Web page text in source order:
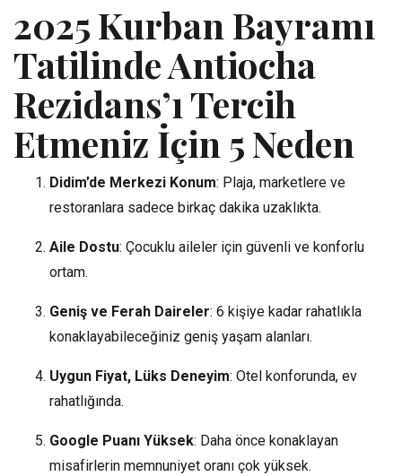
2025 Kurban Bayramı
Tatilinde Antiocha
Rezidans’ı Tercih
Etmeniz İçin 5 Neden
Didim’de Merkezi Konum: Plaja, marketlere ve
restoranlara sadece birkaç dakika uzaklıkta.
Aile Dostu: Çocuklu aileler için güvenli ve konforlu
ortam.
Geniş ve Ferah Daireler: 6 kişiye kadar rahatlıkla
konaklayabileceğiniz geniş yaşam alanları.
Uygun Fiyat, Lüks Deneyim: Otel konforunda, ev
rahatlığında.
Google Puanı Yüksek: Daha önce konaklayan
misafirlerin memnuniyet oranı çok yüksek.